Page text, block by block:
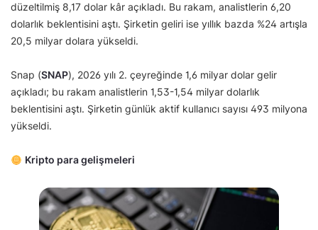
düzeltilmiş 8,17 dolar kâr açıkladı. Bu rakam, analistlerin 6,20
dolarlık beklentisini aştı. Şirketin geliri ise yıllık bazda %24 artışla
20,5 milyar dolara yükseldi.
Snap (SNAP), 2026 yılı 2. çeyreğinde 1,6 milyar dolar gelir
açıkladı; bu rakam analistlerin 1,53-1,54 milyar dolarlık
beklentisini aştı. Şirketin günlük aktif kullanıcı sayısı 493 milyona
yükseldi.
Kripto para gelişmeleri